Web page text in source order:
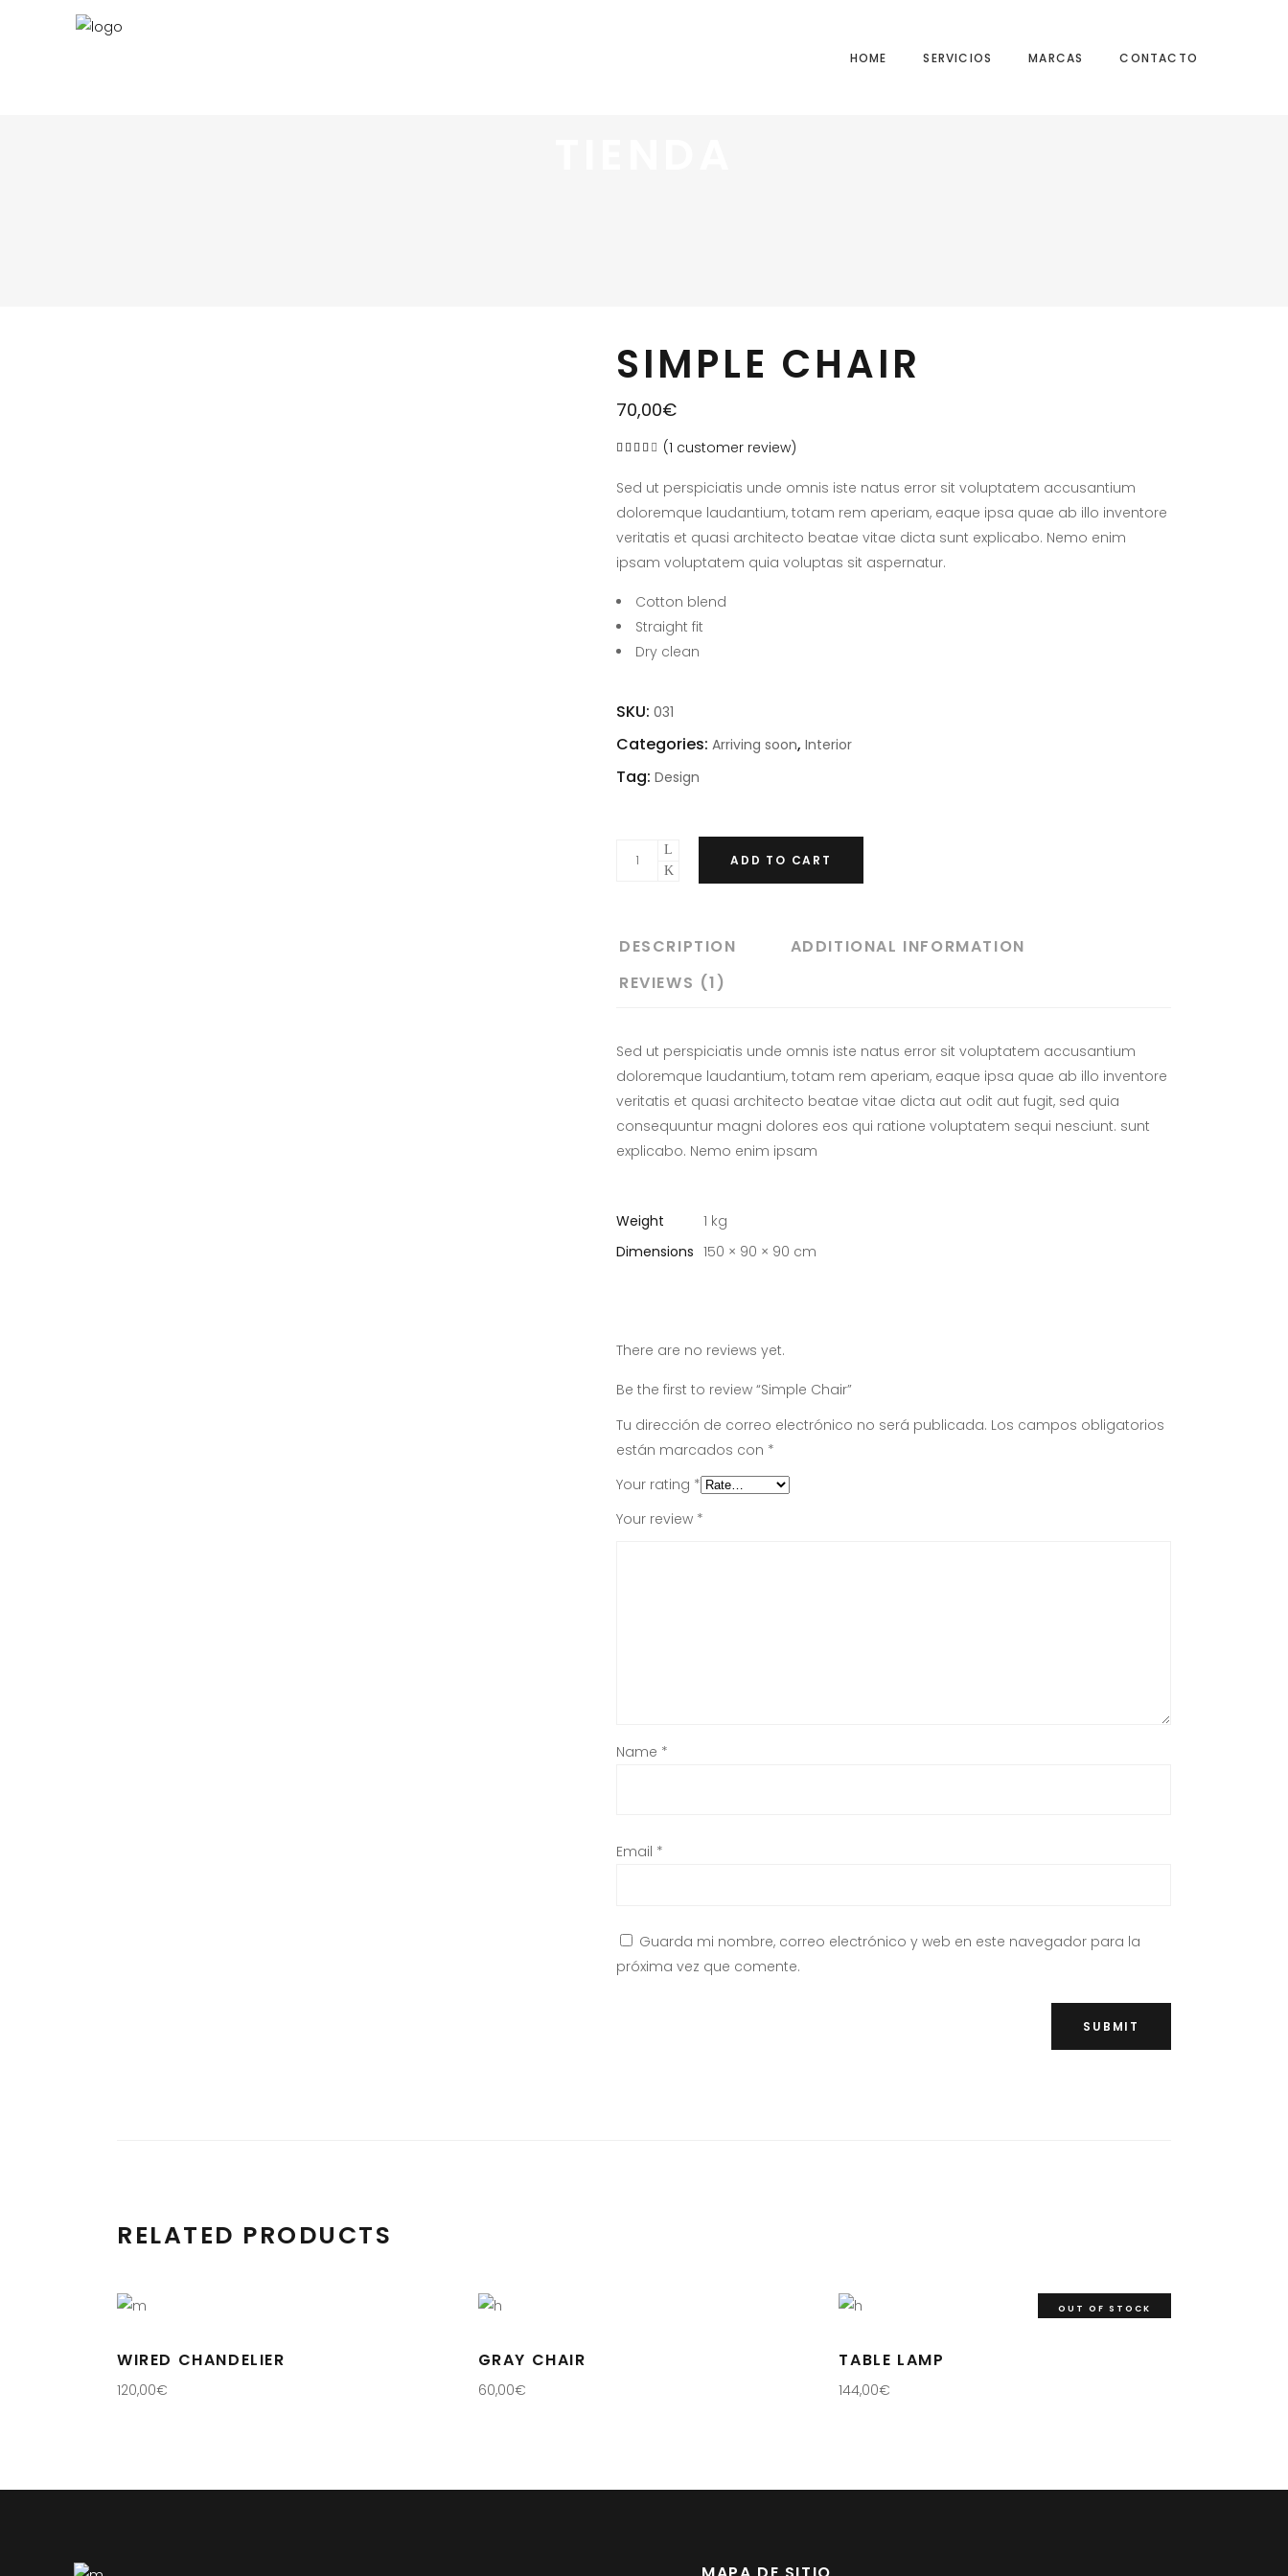
HOME SERVICIOS MARCAS CONTACTO
SIMPLE CHAIR
70,00€
Rated
of 5
based
on
1
customer
(1 customer review)
Sed ut perspiciatis unde omnis iste natus error sit voluptatem accusantium
doloremque laudantium, totam rem aperiam, eaque ipsa quae ab illo inventore
veritatis et quasi architecto beatae vitae dicta sunt explicabo. Nemo enim
ipsam voluptatem quia voluptas sit aspernatur.
Cotton blend
Straight fit
Dry clean
SKU: 031
Categories: Arriving soon, Interior
Tag: Design
ADD TO CART
DESCRIPTION
ADDITIONAL INFORMATION
REVIEWS (1)
Sed ut perspiciatis unde omnis iste natus error sit voluptatem accusantium
doloremque laudantium, totam rem aperiam, eaque ipsa quae ab illo inventore
veritatis et quasi architecto beatae vitae dicta aut odit aut fugit, sed quia
consequuntur magni dolores eos qui ratione voluptatem sequi nesciunt. sunt
explicabo. Nemo enim ipsam
Weight
1 kg
Dimensions 150 × 90 × 90 cm
There are no reviews yet.
Be the first to review “Simple Chair”
Tu dirección de correo electrónico no será publicada. Los campos obligatorios
están marcados con *
Your rating *
Your review *
Name *
Email *
Guarda mi nombre, correo electrónico y web en este navegador para la
próxima vez que comente.
RELATED PRODUCTS
WIRED CHANDELIER
120,00€
GRAY CHAIR
60,00€
OUT OF STOCK
TABLE LAMP
144,00€